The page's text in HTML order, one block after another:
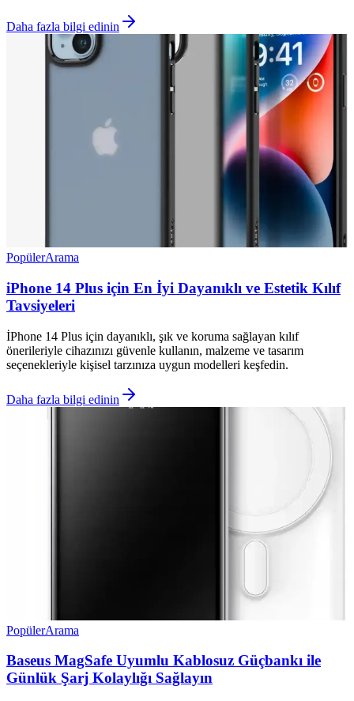
Daha fazla bilgi edinin
PopülerArama
iPhone 14 Plus için En İyi Dayanıklı ve Estetik Kılıf
Tavsiyeleri
İPhone 14 Plus için dayanıklı, şık ve koruma sağlayan kılıf
önerileriyle cihazınızı güvenle kullanın, malzeme ve tasarım
seçenekleriyle kişisel tarzınıza uygun modelleri keşfedin.
Daha fazla bilgi edinin
PopülerArama
Baseus MagSafe Uyumlu Kablosuz Güçbankı ile
Günlük Şarj Kolaylığı Sağlayın